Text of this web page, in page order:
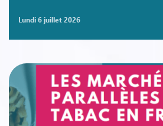
lundi 6 juillet 2026